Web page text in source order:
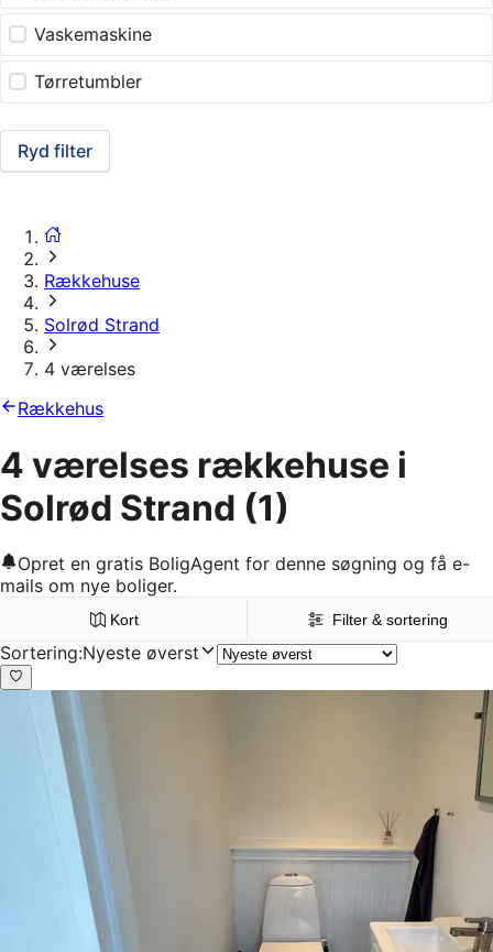
Vaskemaskine
Tørretumbler
Ryd filter
Rækkehuse
Solrød Strand
4 værelses
Rækkehus
4 værelses rækkehuse i
Solrød Strand (1)
Opret en gratis BoligAgent for denne søgning og få e-
mails om nye boliger.
Kort Filter & sortering
Sortering:Nyeste øverst